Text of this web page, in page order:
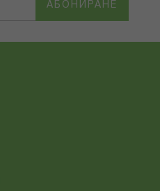
АБОНИРАНЕ